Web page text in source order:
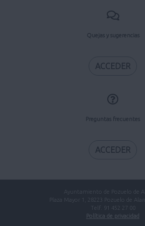
Quejas y sugerencias
ACCEDER
Preguntas frecuentes
ACCEDER
Ayuntamiento de Pozuelo de
Plaza Mayor 1, 28223 Pozuelo de
Telf. 91 452 27 00
Política de privacidad